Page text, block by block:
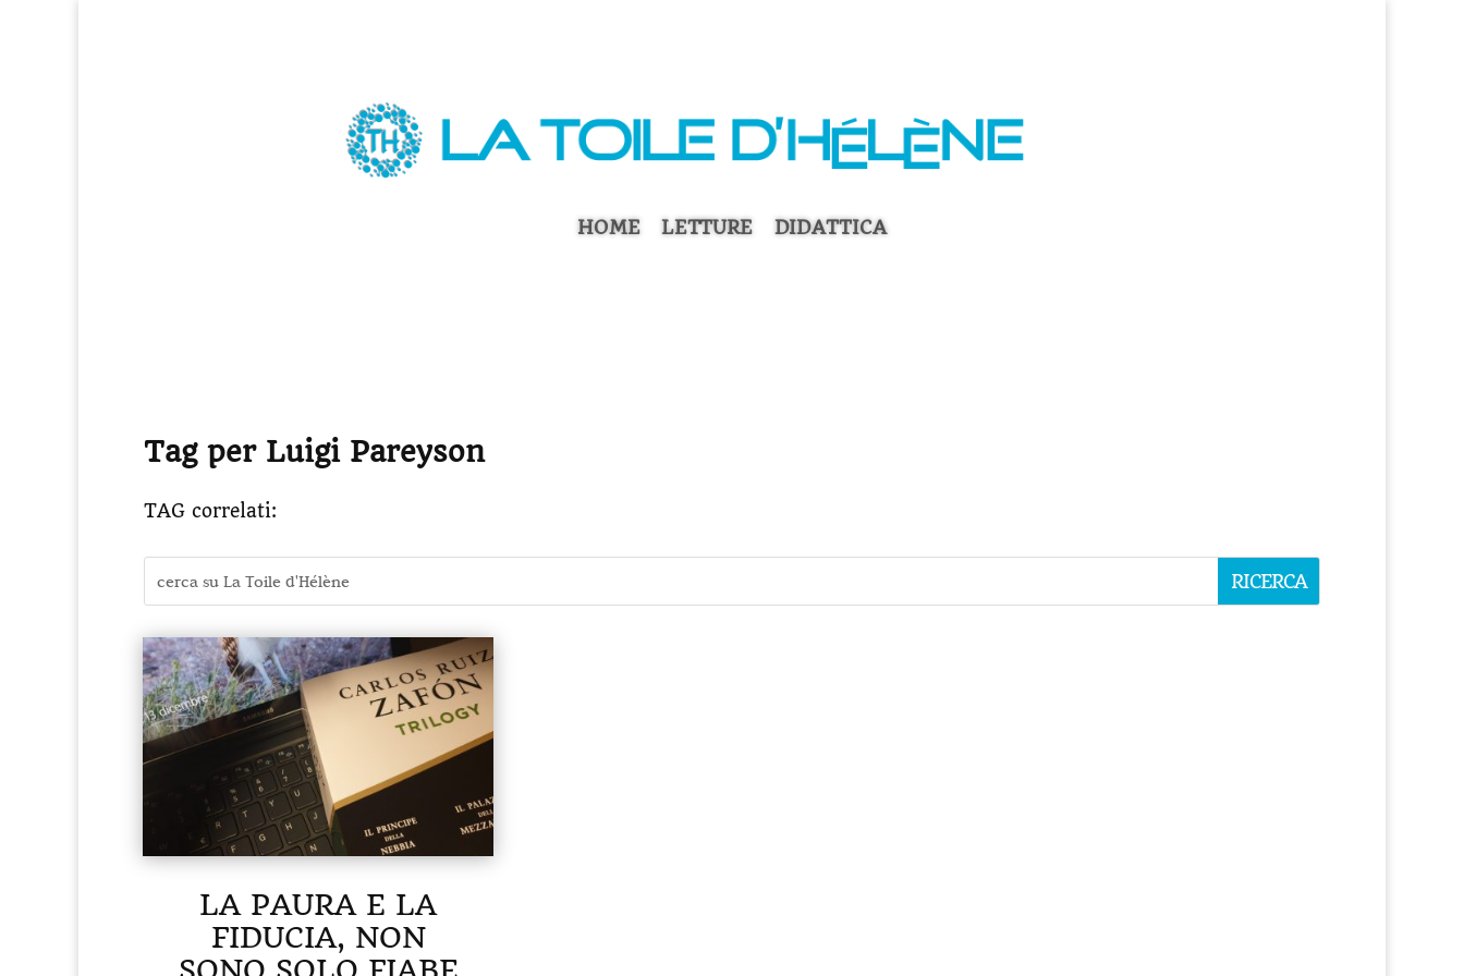
HOME LETTURE DIDATTICA
Tag per Luigi Pareyson
TAG correlati:
LA PAURA E LA
FIDUCIA, NON